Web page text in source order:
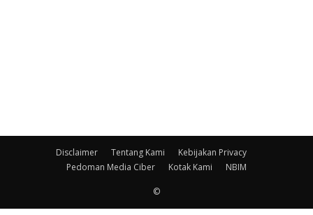
Disclaimer Tentang Kami
Kebijakan Privacy
Pedoman Media Ciber
Kotak Kami NBIM
©